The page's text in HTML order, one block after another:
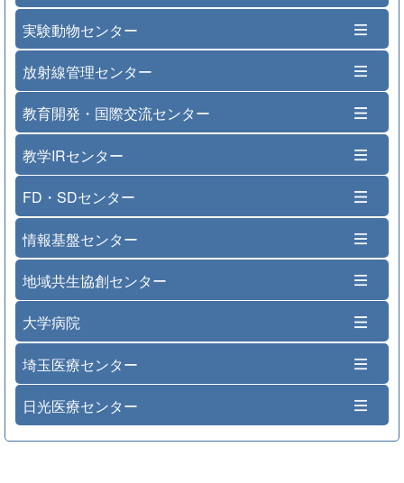
実験動物センター
放射線管理センター
教育開発・国際交流センター
教学IRセンター
FD・SDセンター
情報基盤センター
地域共生協創センター
大学病院
埼玉医療センター
日光医療センター